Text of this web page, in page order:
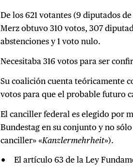
De los 621 votantes (9 diputados
Merz obtuvo 310 votos, 307
abstenciones y 1 voto nulo.
Necesitaba 316 votos para ser
Su coalición cuenta teóricamente
votos para que el probable futuro
El canciller federal es elegido por
Bundestag en su conjunto y no
canciller» «Kanzlermehrheit»).
El artículo 63 de la Ley